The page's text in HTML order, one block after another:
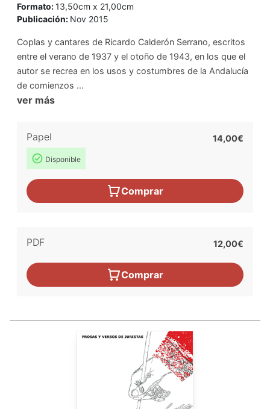
Formato:13,50cm x 21,00cm
Publicación: Nov 2015
Coplas y cantares de Ricardo Calderón Serrano, escritos
entre el verano de 1937 y el otoño de 1943, en los que el
autor se recrea en los usos y costumbres de la Andalucía
de comienzos ...
ver más
Papel
Disponible
14,00€
Comprar
PDF 12,00€
Comprar